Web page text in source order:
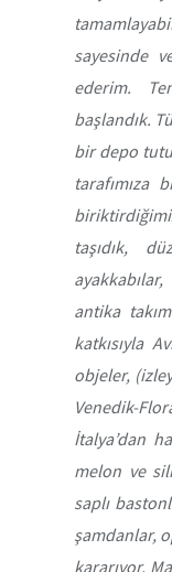
sayesinde
ederim.
başlandık.
bir depo
tarafımıza
taşıdık,
antika
katkısıyla
objeler,
Venedik-
İtalya’dan
melon ve
saplı
şamdanlar,
kararıyor.